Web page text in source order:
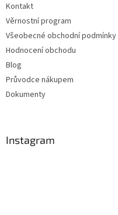
Kontakt
Věrnostní program
Všeobecné obchodní podmínky
Hodnocení obchodu
Blog
Průvodce nákupem
Dokumenty
Instagram